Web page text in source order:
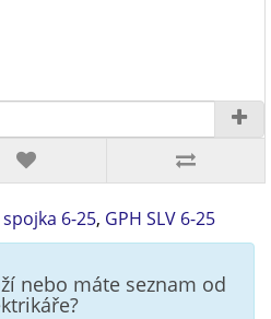
6-25, GPH SLV 6-25
nebo máte seznam od